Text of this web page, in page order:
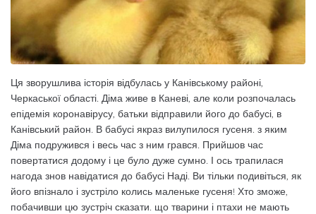
Ця зворушлива історія відбулась у Канівському районі,
Черкаської області. Діма живе в Каневі, але коли розпочалась
епідемія коронавірусу, батьки відправили його до бабусі, в
Канівський район. В бабусі якраз вилупилося гусеня. з яким
Діма подружився і весь час з ним грався. Прийшов час
повертатися додому і це було дуже сумно. І ось трапилася
нагода знов навідатися до бабусі Наді. Ви тільки подивіться, як
його впізнало і зустріло колись маленьке гусеня! Хто зможе,
побачивши цю зустріч сказати. що тварини і птахи не мають